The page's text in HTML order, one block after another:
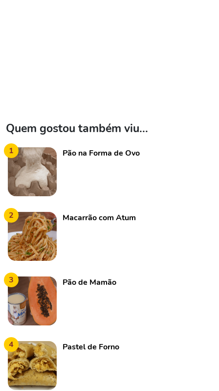
Quem gostou também viu...
1 Pão na Forma de Ovo
2 Macarrão com Atum
3 Pão de Mamão
4 Pastel de Forno